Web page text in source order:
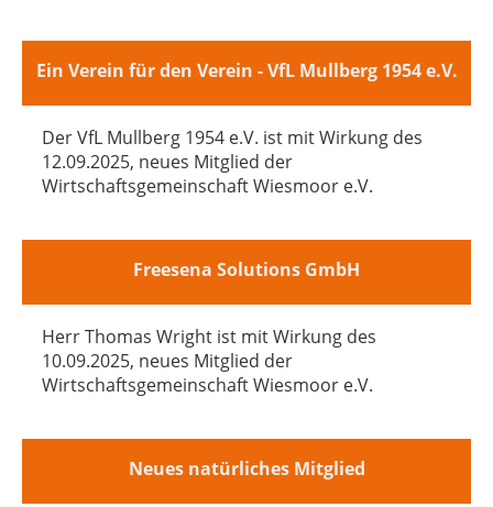
Ein Verein für den Verein - VfL Mullberg 1954 e.V.
Der VfL Mullberg 1954 e.V. ist mit Wirkung des
12.09.2025, neues Mitglied der
Wirtschaftsgemeinschaft Wiesmoor e.V.
Freesena Solutions GmbH
Herr Thomas Wright ist mit Wirkung des
10.09.2025, neues Mitglied der
Wirtschaftsgemeinschaft Wiesmoor e.V.
Neues natürliches Mitglied